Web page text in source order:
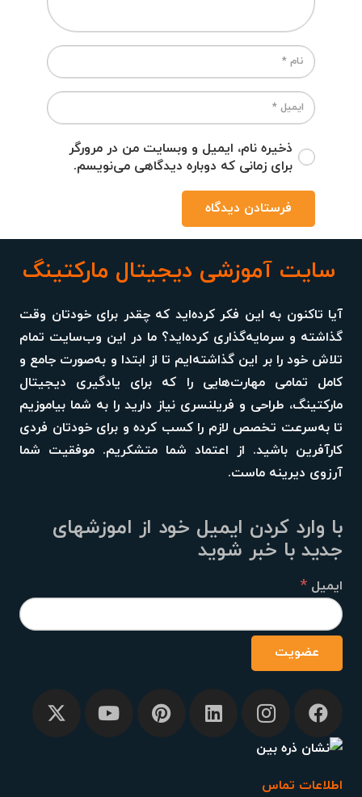
ذخیره نام، ایمیل و وبسایت من در مرورگر
برای زمانی که دوباره دیدگاهی می‌نویسم.
فرستادن دیدگاه
سایت آموزشی دیجیتال مارکتینگ
آیا تاکنون به این فکر کرده‌اید که چقدر برای خودتان وقت
گذاشته و سرمایه‌گذاری کرده‌اید؟ ما در این وب‌سایت تمام
تلاش خود را بر این گذاشته‌ایم تا از ابتدا و به‌صورت جامع و
کامل تمامی مهارت‌هایی را که برای یادگیری دیجیتال
مارکتینگ، طراحی و فریلنسری نیاز دارید را به شما بیاموزیم
تا به‌سرعت تخصص لازم را کسب کرده و برای خودتان فردی
کارآفرین باشید. از اعتماد شما متشکریم. موفقیت شما
آرزوی دیرینه ماست.
با وارد کردن ایمیل خود از اموزشهای
جدید با خبر شوید
ایمیل *
اطلاعات تماس